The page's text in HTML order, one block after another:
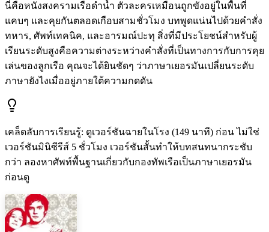
นี่คือหนังสงครามเรือดำน้ำ ตัวละครเหมือนถูกขังอยู่ในพื้นที่
แคบๆ และคุยกันตลอดเกือบสามชั่วโมง บทพูดแน่นไปด้วยคำสั่ง
ทหาร, ศัพท์เทคนิค, และอารมณ์ปะทุ สิ่งที่มีประโยชน์สำหรับผู้
เรียนระดับสูงคือความต่างระหว่างคำสั่งที่เป็นทางการกับการคุย
เล่นของลูกเรือ คุณจะได้ยินชัดๆ ว่าภาษาเยอรมันเปลี่ยนระดับ
ภาษายังไงเมื่ออยู่ภายใต้ความกดดัน
เคล็ดลับการเรียนรู้: ดูเวอร์ชันฉายในโรง (149 นาที) ก่อน ไม่ใช่
เวอร์ชันมินิซีรีส์ 5 ชั่วโมง เวอร์ชันสั้นทำให้บทสนทนากระชับ
กว่า ลองหาศัพท์พื้นฐานเกี่ยวกับกองทัพเรือเป็นภาษาเยอรมัน
ก่อนดู